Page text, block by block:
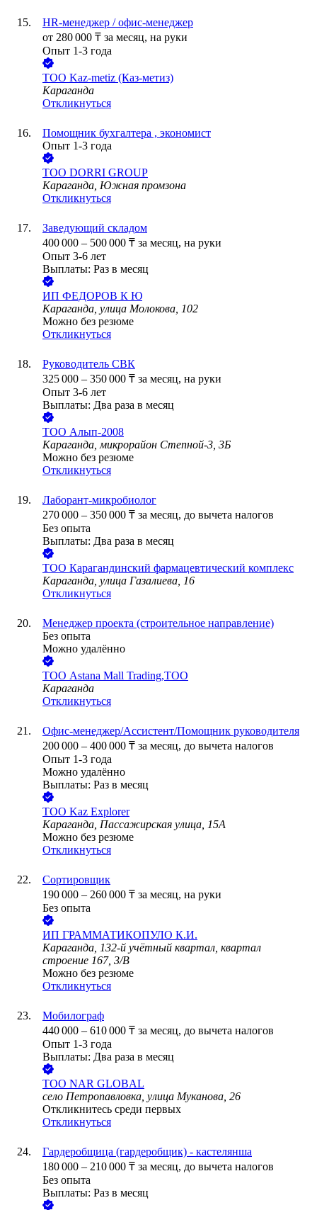
HR-менеджер / офис-менеджер
от 280 000 ₸ за месяц, на руки
Опыт 1-3 года
ТОО Kaz-metiz (Каз-метиз)
Караганда
Откликнуться
Помощник бухгалтера , экономист
Опыт 1-3 года
ТОО DORRI GROUP
Караганда, Южная промзона
Откликнуться
Заведующий складом
400 000 – 500 000 ₸ за месяц, на руки
Опыт 3-6 лет
Выплаты: Раз в месяц
ИП ФЕДОРОВ К Ю
Караганда, улица Молокова, 102
Можно без резюме
Откликнуться
Руководитель СВК
325 000 – 350 000 ₸ за месяц, на руки
Опыт 3-6 лет
Выплаты: Два раза в месяц
ТОО Алып-2008
Караганда, микрорайон Степной-3, 3Б
Можно без резюме
Откликнуться
Лаборант-микробиолог
270 000 – 350 000 ₸ за месяц, до вычета налогов
Без опыта
Выплаты: Два раза в месяц
ТОО Карагандинский фармацевтический комплекс
Караганда, улица Газалиева, 16
Откликнуться
Менеджер проекта (строительное направление)
Без опыта
Можно удалённо
ТОО Astana Mall Trading,ТОО
Караганда
Откликнуться
Офис-менеджер/Ассистент/Помощник руководителя
200 000 – 400 000 ₸ за месяц, до вычета налогов
Опыт 1-3 года
Можно удалённо
Выплаты: Раз в месяц
ТОО Kaz Explorer
Караганда, Пассажирская улица, 15А
Можно без резюме
Откликнуться
Сортировщик
190 000 – 260 000 ₸ за месяц, на руки
Без опыта
ИП ГРАММАТИКОПУЛО К.И.
Караганда, 132-й учётный квартал, квартал
строение 167, 3/В
Можно без резюме
Откликнуться
Мобилограф
440 000 – 610 000 ₸ за месяц, до вычета налогов
Опыт 1-3 года
Выплаты: Два раза в месяц
ТОО NAR GLOBAL
село Петропавловка, улица Муканова, 26
Откликнитесь среди первых
Откликнуться
Гардеробщица (гардеробщик) - кастелянша
180 000 – 210 000 ₸ за месяц, до вычета налогов
Без опыта
Выплаты: Раз в месяц